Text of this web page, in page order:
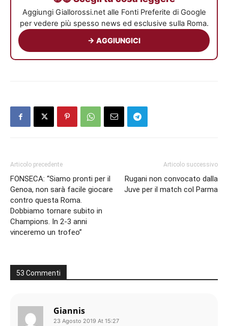
Aggiungi Giallorossi.net alle Fonti Preferite di Google
per vedere più spesso news ed esclusive sulla Roma.
→ AGGIUNGICI
Articolo precedente
FONSECA: “Siamo pronti per il
Genoa, non sarà facile giocare
contro questa Roma.
Dobbiamo tornare subito in
Champions. In 2-3 anni
vinceremo un trofeo”
Articolo successivo
Rugani non convocato dalla
Juve per il match col Parma
53 Commenti
Giannis
23 Agosto 2019 At 15:27